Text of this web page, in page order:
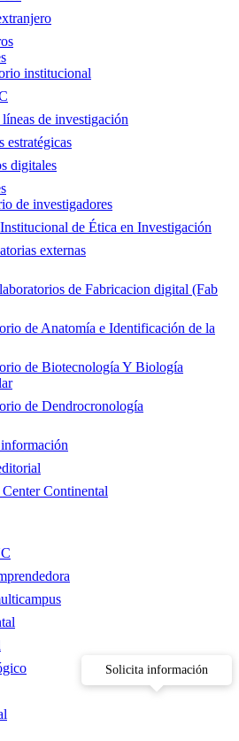
Solicita información
institucional
de investigación
estratégicas
digitales
de investigadores
de Ética en Investigación
externas
de Fabricacion digital (Fab
de Anatomía e Identificación de la
de Biotecnología Y Biología
de Dendrocronología
Continental